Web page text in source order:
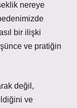
nereye
bir ilişki
ve pratiğin
değil,
ve